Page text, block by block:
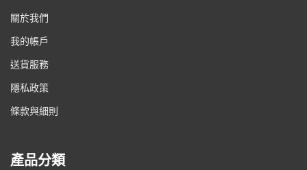
關於我們
我的帳戶
送貨服務
隱私政策
條款與細則
產品分類